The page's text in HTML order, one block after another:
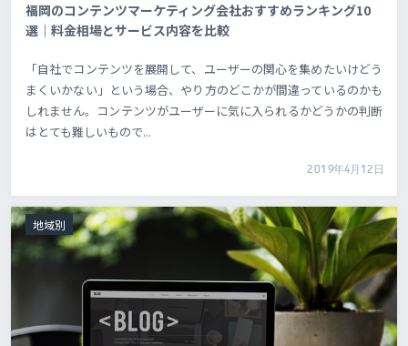
福岡のコンテンツマーケティング会社おすすめランキング10
選｜料金相場とサービス内容を比較
「自社でコンテンツを展開して、ユーザーの関心を集めたいけどう
まくいかない」という場合、やり方のどこかが間違っているのかも
しれません。コンテンツがユーザーに気に入られるかどうかの判断
はとても難しいもので...
2019年4月12日
地域別